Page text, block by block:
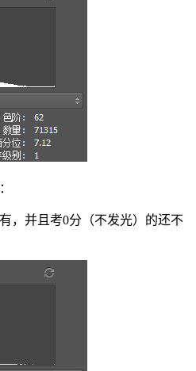
，并且考0分（不发光）的还不